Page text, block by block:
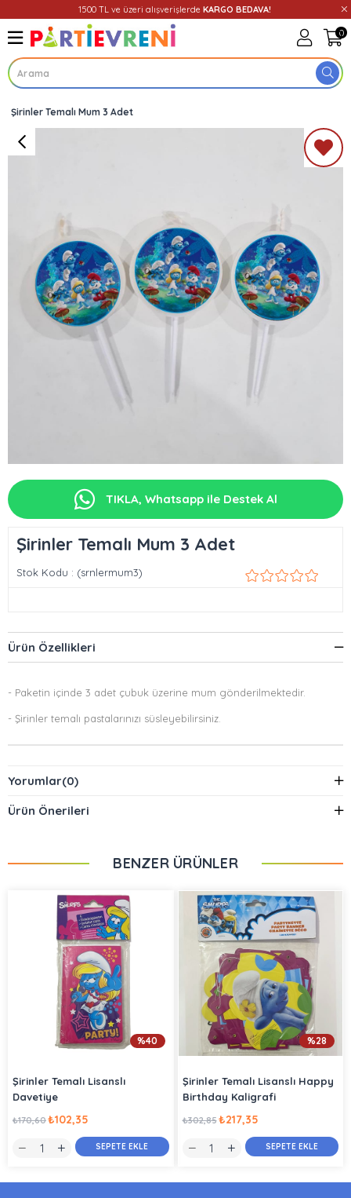
1500 TL ve üzeri alışverişlerde KARGO BEDAVA!
0
Üye Girişi
Şirinler Temalı Mum 3 Adet
TIKLA, Whatsapp ile Destek Al
Şirinler Temalı Mum 3 Adet
Stok Kodu (srnlermum3)
Ürün Özellikleri
- Paketin içinde 3 adet çubuk üzerine mum gönderilmektedir.
- Şirinler temalı pastalarınızı süsleyebilirsiniz.
Yorumlar(0)
Ürün Önerileri
BENZER ÜRÜNLER
Şirinler Temalı Lisanslı
Davetiye
₺102,35
₺170,60
SEPETE EKLE
%40
Şirinler Temalı Lisanslı Happy
Birthday Kaligrafi
₺217,35
₺302,85
SEPETE EKLE
%28